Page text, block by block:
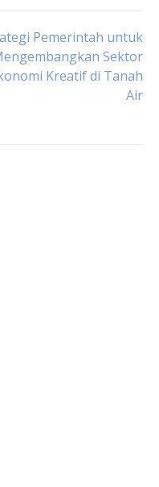
Pemerintah untuk
Sektor
Kreatif di Tanah
Air